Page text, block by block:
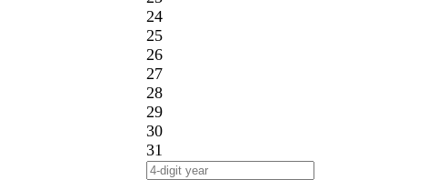
24
25
26
27
28
29
30
31